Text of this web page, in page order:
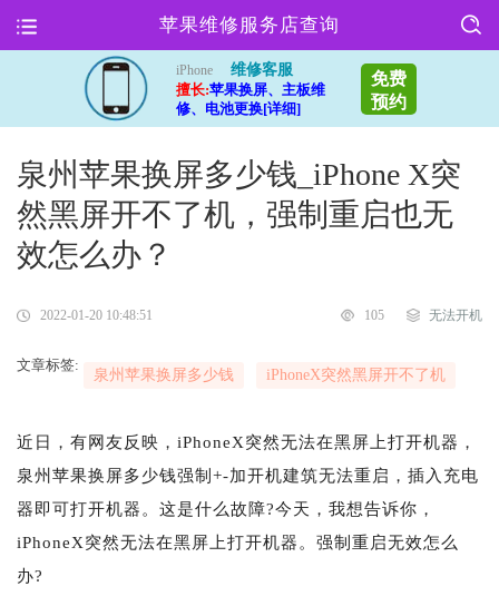
苹果维修服务店查询
iPhone
维修客服
擅长:苹果换屏、主板维
修、电池更换[详细]
免费
预约
泉州苹果换屏多少钱_iPhone X突
然黑屏开不了机，强制重启也无
效怎么办？
2022-01-20 10:48:51 105 无法开机
文章标签:
泉州苹果换屏多少钱 iPhoneX突然黑屏开不了机
近日，有网友反映，iPhoneX突然无法在黑屏上打开机器，
泉州苹果换屏多少钱强制+-加开机建筑无法重启，插入充电
器即可打开机器。这是什么故障?今天，我想告诉你，
iPhoneX突然无法在黑屏上打开机器。强制重启无效怎么
办?